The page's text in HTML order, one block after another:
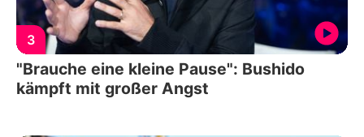
3
"Brauche eine kleine Pause": Bushido
kämpft mit großer Angst